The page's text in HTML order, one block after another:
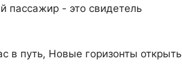
пассажир - это свидетель
в путь, Новые горизонты открыть